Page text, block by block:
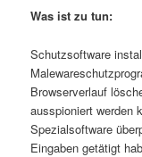
Was ist zu tun:
Schutzsoftware
Browserverlauf
ausspioniert werden
Spezialsoftware
Eingaben getätigt